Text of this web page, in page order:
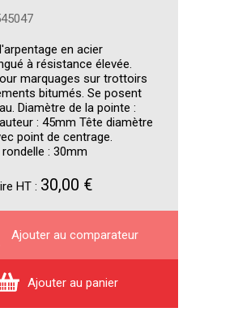
en acier
à résistance élevée.
marquages sur trottoirs
bitumés. Se posent
Diamètre de la pointe :
: 45mm Tête diamètre
point de centrage.
: 30mm
HT : 30,00 €
Ajouter au comparateur
Ajouter au panier